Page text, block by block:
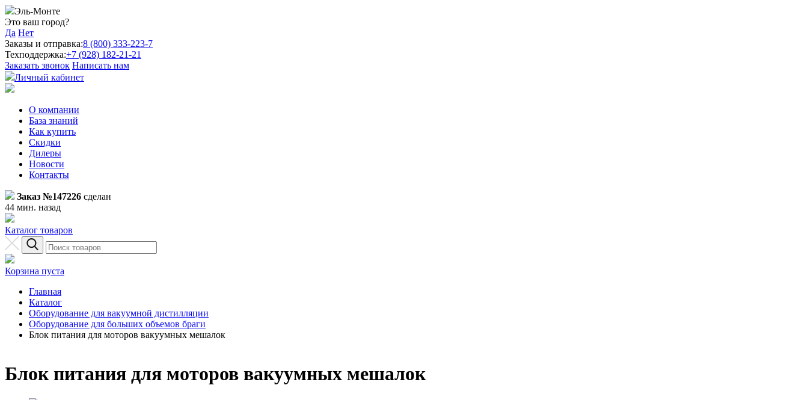
Эль-Монте
Это ваш город?
Да Нет
Заказы и отправка:8 (800) 333-223-7
Техподдержка:+7 (928) 182-21-21
Заказать звонок Написать нам
Личный кабинет
О компании
База знаний
Как купить
Скидки
Дилеры
Новости
Контакты
Заказ №147226 сделан
44 мин. назад
Каталог товаров
Корзина пуста
Главная
Каталог
Оборудование для вакуумной дистилляции
Оборудование для больших объемов браги
Блок питания для моторов вакуумных мешалок
Блок питания для моторов вакуумных мешалок